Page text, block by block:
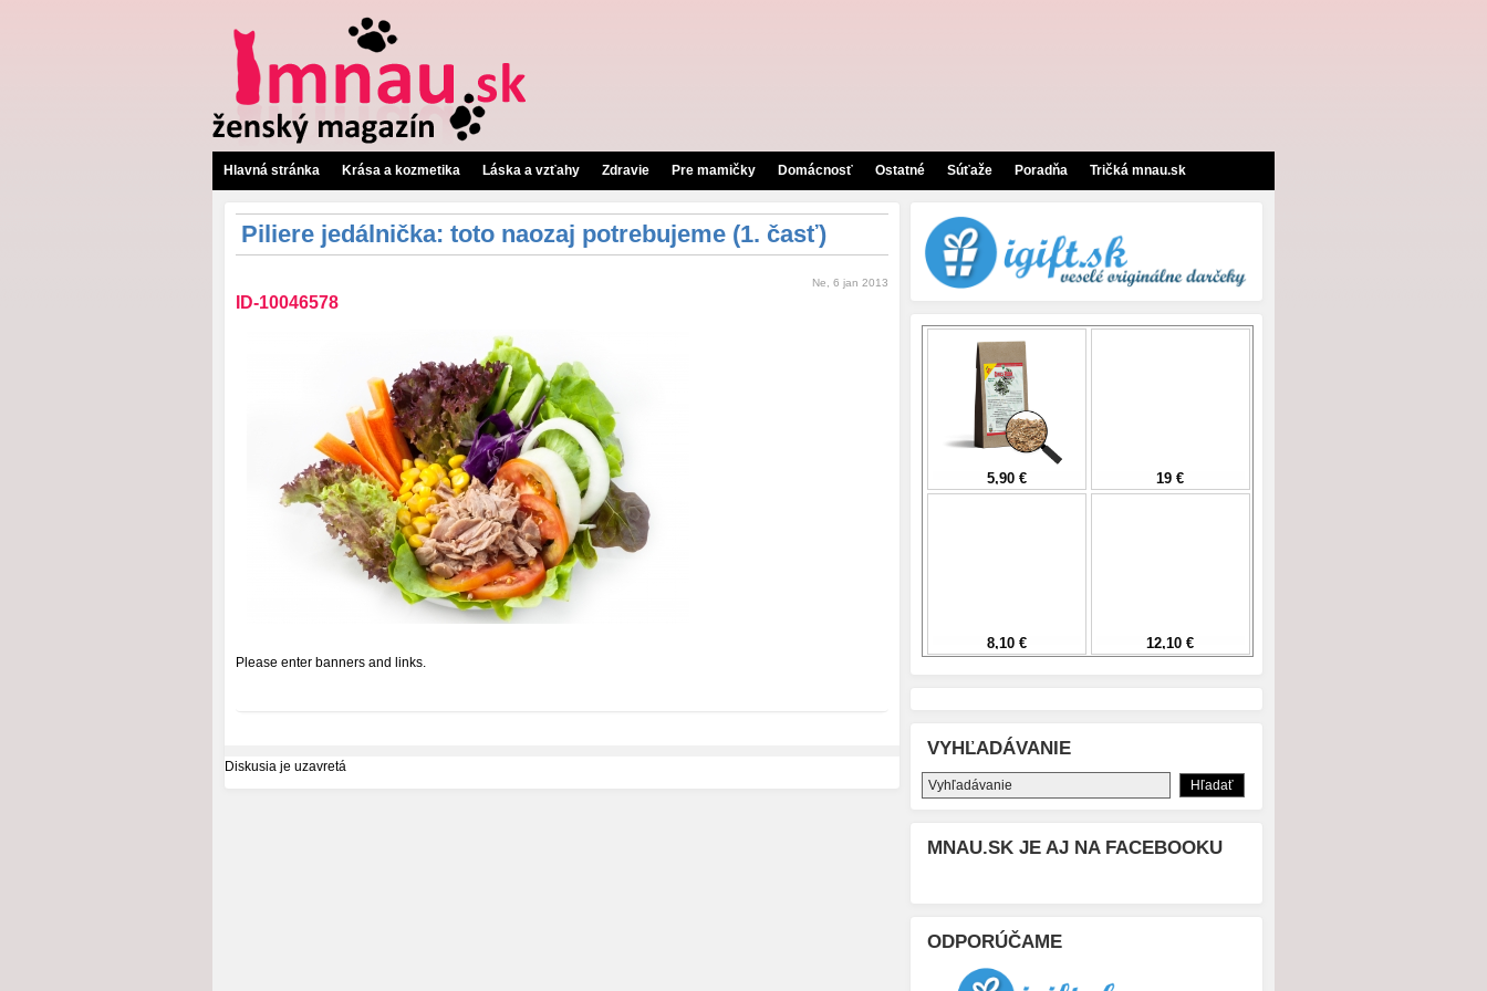
Hlavná stránka Krása a kozmetika Láska a vzťahy Zdravie Pre mamičky Domácnosť Ostatné Súťaže Poradňa Tričká mnau.sk
Piliere jedálnička: toto naozaj potrebujeme (1. časť)
Ne, 6 jan 2013
ID-10046578
Please enter banners and links.
Diskusia je uzavretá
VYHĽADÁVANIE
MNAU.SK JE AJ NA FACEBOOKU
ODPORÚČAME